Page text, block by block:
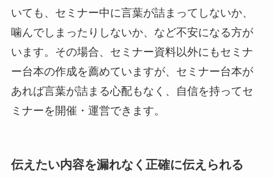
いても、セミナー中に言葉が詰まってしないか、
噛んでしまったりしないか、など不安になる方が
います。その場合、セミナー資料以外にもセミナ
ー台本の作成を薦めていますが、セミナー台本が
あれば言葉が詰まる心配もなく、自信を持ってセ
ミナーを開催・運営できます。
伝えたい内容を漏れなく正確に伝えられる